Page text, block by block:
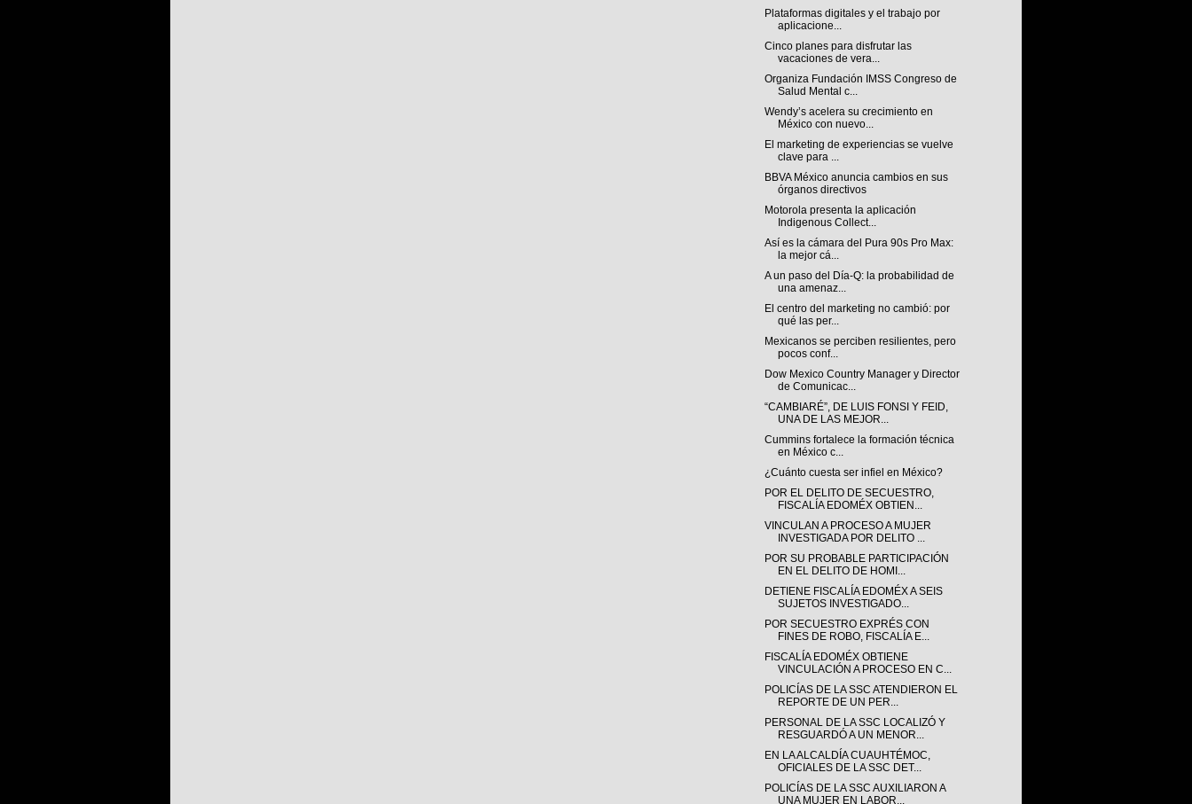
Plataformas digitales y el trabajo por
aplicacione...
Cinco planes para disfrutar las
vacaciones de vera...
Organiza Fundación IMSS Congreso de
Salud Mental c...
Wendy’s acelera su crecimiento en
México con nuevo...
El marketing de experiencias se vuelve
clave para ...
BBVA México anuncia cambios en sus
órganos directivos
Motorola presenta la aplicación
Indigenous Collect...
Así es la cámara del Pura 90s Pro Max:
la mejor cá...
A un paso del Día-Q: la probabilidad de
una amenaz...
El centro del marketing no cambió: por
qué las per...
Mexicanos se perciben resilientes, pero
pocos conf...
Dow Mexico Country Manager y Director
de Comunicac...
“CAMBIARÉ”, DE LUIS FONSI Y FEID,
UNA DE LAS MEJOR...
Cummins fortalece la formación técnica
en México c...
¿Cuánto cuesta ser infiel en México?
POR EL DELITO DE SECUESTRO,
FISCALÍA EDOMÉX OBTIEN...
VINCULAN A PROCESO A MUJER
INVESTIGADA POR DELITO ...
POR SU PROBABLE PARTICIPACIÓN
EN EL DELITO DE HOMI...
DETIENE FISCALÍA EDOMÉX A SEIS
SUJETOS INVESTIGADO...
POR SECUESTRO EXPRÉS CON
FINES DE ROBO, FISCALÍA E...
FISCALÍA EDOMÉX OBTIENE
VINCULACIÓN A PROCESO EN C...
POLICÍAS DE LA SSC ATENDIERON EL
REPORTE DE UN PER...
PERSONAL DE LA SSC LOCALIZÓ Y
RESGUARDÓ A UN MENOR...
EN LA ALCALDÍA CUAUHTÉMOC,
OFICIALES DE LA SSC DET...
POLICÍAS DE LA SSC AUXILIARON A
UNA MUJER EN LABOR...